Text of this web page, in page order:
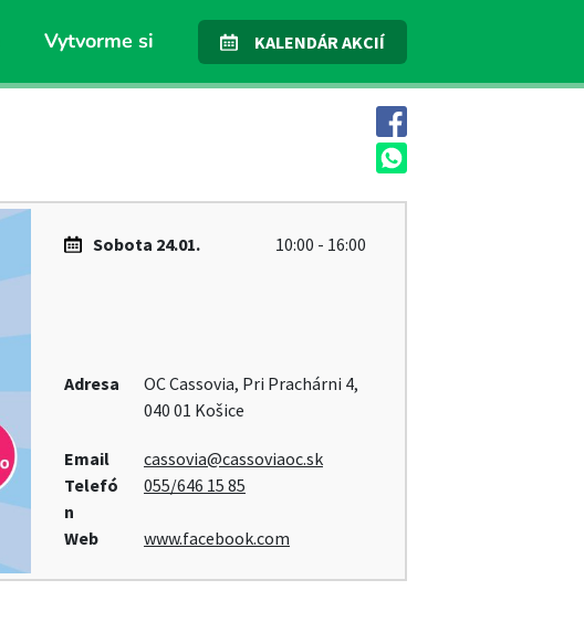
Vytvorme si KALENDÁR AKCIÍ
Sobota 24.01. 10:00 - 16:00
Adresa
OC Cassovia, Pri Prachárni 4,
040 01 Košice
Email
cassovia@cassoviaoc.sk
Telefó
n
055/646 15 85
Web www.facebook.com